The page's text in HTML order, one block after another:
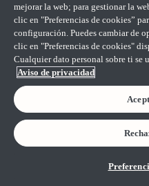
mejorar la web; para gestionar la
clic en "Preferencias de cookies”
configuración. Puedes cambiar de
clic en "Preferencias de cookies"
Cualquier dato personal sobre ti se
Aviso de privacidad